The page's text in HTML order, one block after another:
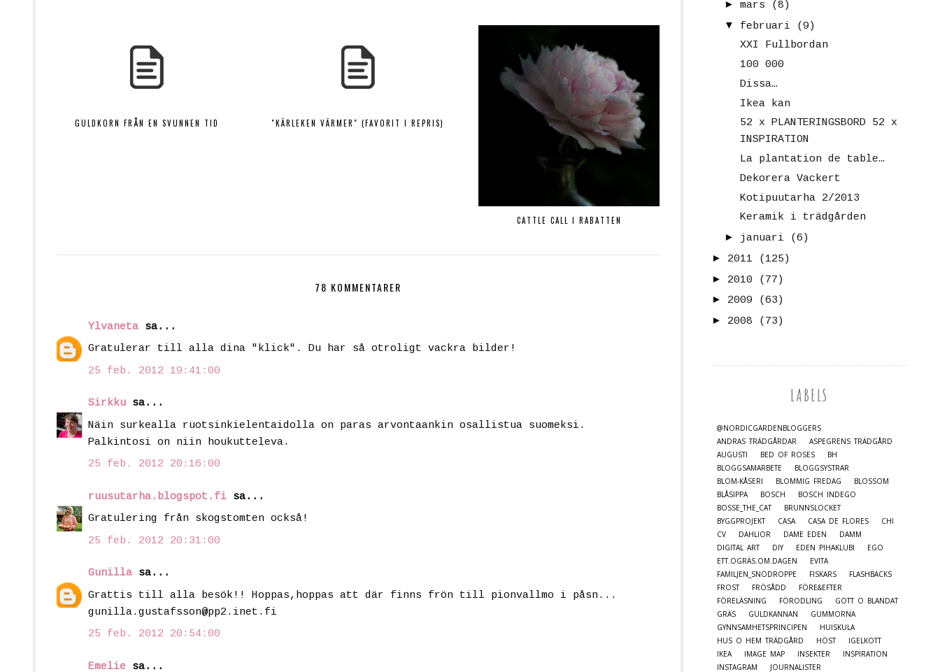
GULDKORN FRÅN EN SVUNNEN TID "KÄRLEKEN VÄRMER" (FAVORIT I REPRIS)
CATTLE CALL I RABATTEN
78 KOMMENTARER
Ylvaneta sa...
Gratulerar till alla dina "klick". Du har så otroligt vackra bilder!
25 feb. 2012 19:41:00
Sirkku sa...
Näin surkealla ruotsinkielentaidolla on paras arvontaankin osallistua suomeksi.
Palkintosi on niin houkutteleva.
25 feb. 2012 20:16:00
ruusutarha.blogspot.fi sa...
Gratulering från skogstomten också!
25 feb. 2012 20:31:00
Gunilla sa...
Grattis till alla besök!! Hoppas,hoppas att där finns frön till pionvallmo i påsn...
gunilla.gustafsson@pp2.inet.fi
25 feb. 2012 20:54:00
Emelie sa...
► mars
(8)
▼
februari
(9)
XXI Fullbordan
100 000
Dissa…
Ikea kan
52 x PLANTERINGSBORD 52 x
INSPIRATION
La plantation de table…
Dekorera Vackert
Kotipuutarha 2/2013
Keramik i trädgården
► januari
(6)
► 2011
(125)
► 2010
(77)
► 2009
(63)
► 2008 (73)
LABELS
@NORDICGARDENBLOGGERS
ANDRAS TRÄDGÅRDAR
ASPEGRENS TRÄDGÅRD
AUGUSTI
BED OF ROSES
BH
BLOGGSAMARBETE
BLOGGSYSTRAR
BLOM-KÅSERI
BLOMMIG FREDAG
BLOSSOM
BLÅSIPPA
BOSCH
BOSCH INDEGO
BOSSE_THE_CAT
BRUNNSLOCKET
BYGGPROJEKT
CASA CASA DE FLORES
CHI
CV
DAHLIOR DAME EDEN
DAMM
DIGITAL ART
DIY EDEN PIHAKLUBI
EGO
ETT.OGRÄS.OM.DAGEN
EVITA
FAMILJEN_SNÖDROPPE
FISKARS
FLASHBACKS
FROST
FRÖSÅDD
FÖRE&EFTER
FÖRELÄSNING
FÖRODLING
GOTT O BLANDAT
GRÄS
GULDKANNAN
GUMMORNA
GYNNSAMHETSPRINCIPEN
HUISKULA
HUS O HEM TRÄDGÅRD
HÖST
IGELKOTT
IKEA
IMAGE MAP INSEKTER
INSPIRATION
INSTAGRAM
JOURNALISTER